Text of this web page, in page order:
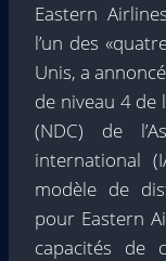
Eastern
l’un des
Unis, a
de niveau 4 de
(NDC) de
international
modèle de
pour Eastern
capacités de